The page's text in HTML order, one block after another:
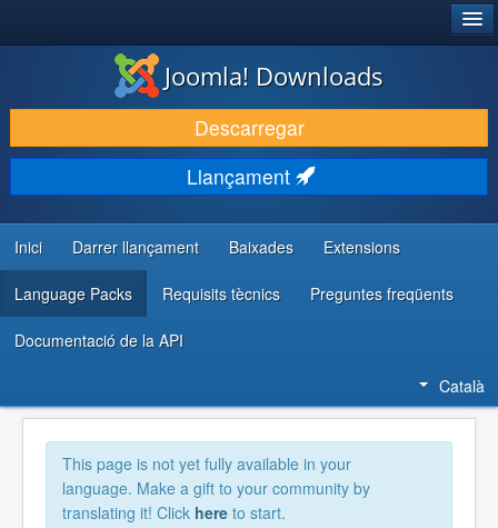
DESCARREGA & AMPLIA
DESCOBRIR & APRENDRE
COMUNITAT & SUPORT
RECURSOS PER DESENVOLUPADORS/ES
Joomla! Downloads
Descarregar
Llançament
Inici Darrer llançament Baixades Extensions
Language Packs Requisits tècnics Preguntes freqüents
Documentació de la API
Català
This page is not yet fully available in your
language. Make a gift to your community by
translating it! Click here to start.